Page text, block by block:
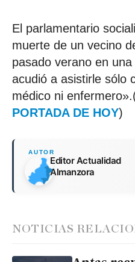
El parlamentario
muerte de un vecino
pasado verano en
acudió a asistirle sólo
médico ni
PORTADA DE HOY)
Editor Actualidad
Almanzora
NOTICIAS